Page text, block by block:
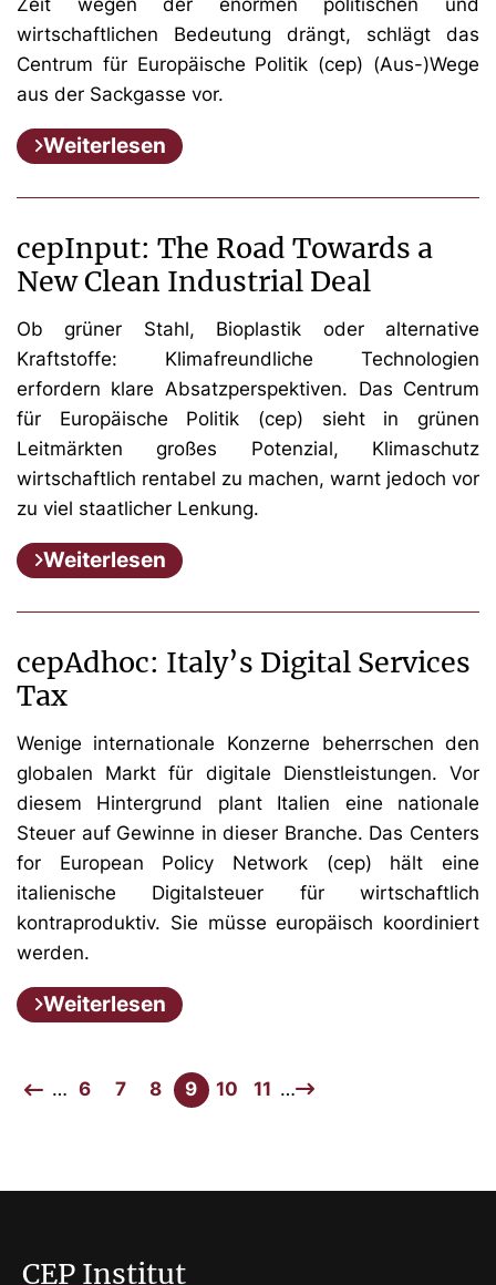
wirtschaftlichen Bedeutung drängt, schlägt das
Centrum für Europäische Politik (cep) (Aus-)Wege
aus der Sackgasse vor.
Weiterlesen
cepInput: The Road Towards a
New Clean Industrial Deal
Ob grüner Stahl, Bioplastik oder alternative
Kraftstoffe: Klimafreundliche Technologien
erfordern klare Absatzperspektiven. Das Centrum
für Europäische Politik (cep) sieht in grünen
Leitmärkten großes Potenzial, Klimaschutz
wirtschaftlich rentabel zu machen, warnt jedoch vor
zu viel staatlicher Lenkung.
Weiterlesen
cepAdhoc: Italy’s Digital Services
Tax
Wenige internationale Konzerne beherrschen den
globalen Markt für digitale Dienstleistungen. Vor
diesem Hintergrund plant Italien eine nationale
Steuer auf Gewinne in dieser Branche. Das Centers
for European Policy Network (cep) hält eine
italienische Digitalsteuer für wirtschaftlich
kontraproduktiv. Sie müsse europäisch koordiniert
werden.
Weiterlesen
… 6 7 8 9 10 11 …
CEP Institut